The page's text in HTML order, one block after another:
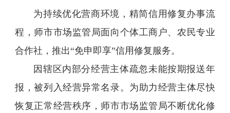
为持续优化营商环境，精简信用修复办事流
程，师市市场监管局面向个体工商户、农民专业
合作社，推出“免申即享”信用修复服务。
因辖区内部分经营主体疏忽未能按期报送年
报，被列入经营异常名录。为助力经营主体尽快
恢复正常经营秩序，师市市场监管局不断优化修